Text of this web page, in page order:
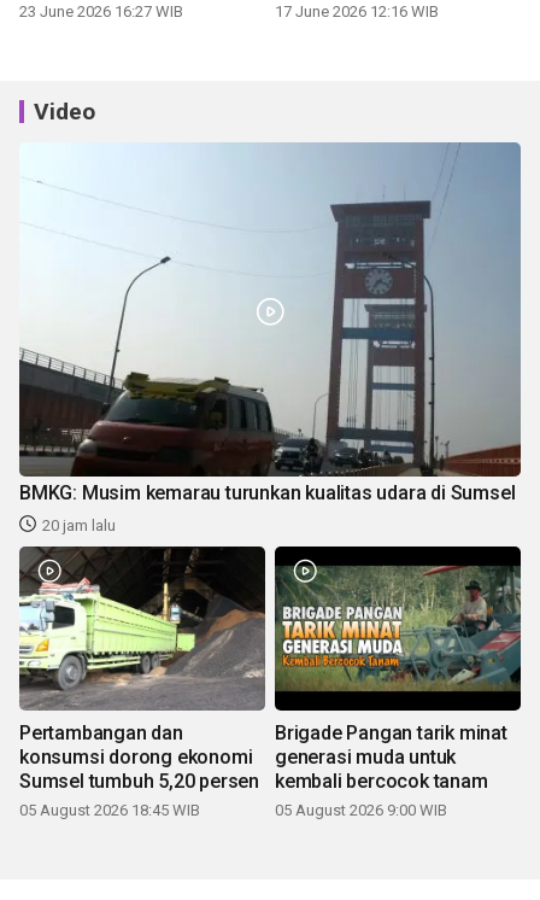
23 June 2026 16:27 WIB 17 June 2026 12:16 WIB
Video
BMKG: Musim kemarau turunkan kualitas udara di Sumsel
20 jam lalu
Pertambangan dan
konsumsi dorong ekonomi
Sumsel tumbuh 5,20 persen
05 August 2026 18:45 WIB
Brigade Pangan tarik minat
generasi muda untuk
kembali bercocok tanam
05 August 2026 9:00 WIB